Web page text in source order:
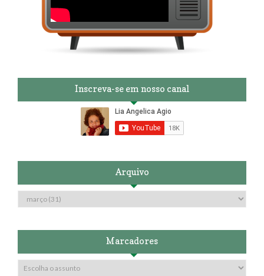
Inscreva-se em nosso canal
Arquivo
Marcadores